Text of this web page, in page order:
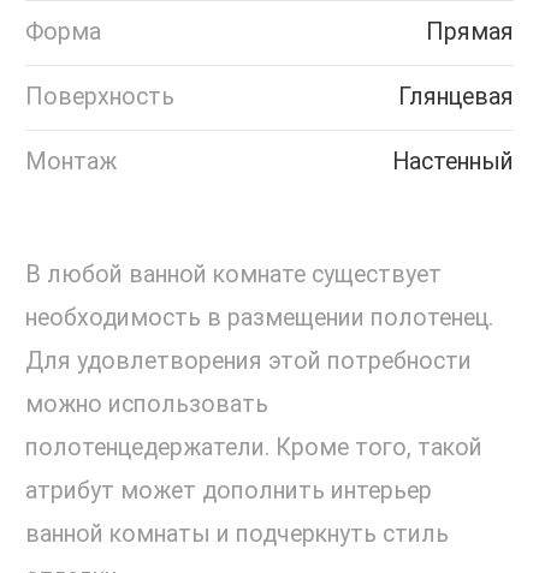
Форма Прямая
Поверхность Глянцевая
Монтаж Настенный
В любой ванной комнате существует
необходимость в размещении полотенец.
Для удовлетворения этой потребности
можно использовать
полотенцедержатели. Кроме того, такой
атрибут может дополнить интерьер
ванной комнаты и подчеркнуть стиль